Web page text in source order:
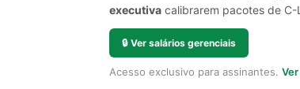
executiva calibrarem pacotes de
🔒 Ver salários gerenciais
Acesso exclusivo para assinantes.